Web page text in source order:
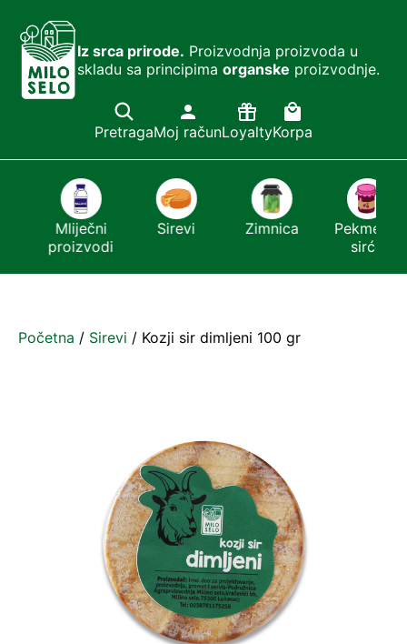
Iz srca prirode. Proizvodnja proizvoda u
skladu sa principima organske proizvodnje.
PretragaMoj računLoyaltyKorpa
Mliječni
proizvodi
Sirevi Zimnica
Pekmezi i
sirće
Početna / Sirevi / Kozji sir dimljeni 100 gr